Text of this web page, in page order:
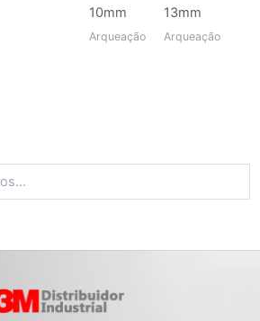
10mm
Arqueação
13mm
Arqueação